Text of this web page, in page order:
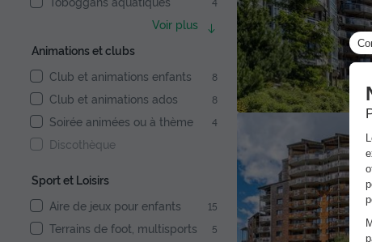
Voir plus
Animations et clubs
Club et animations enfants
8
Club et animations ados 8
Soirée animées ou à thème 4
Discothèque
Sport et Loisirs
Aire de jeux pour enfants
15
Terrains de foot, multisports 5